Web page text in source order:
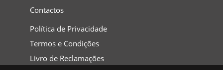
Contactos
Política de Privacidade
Termos e Condições
Livro de Reclamações